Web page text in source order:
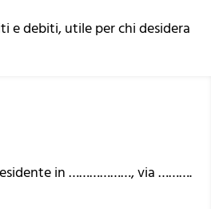
e debiti, utile per chi desidera
in ………………, via ……….